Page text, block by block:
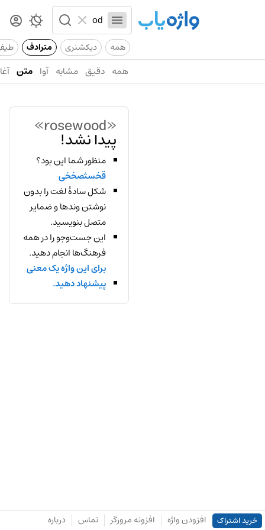
همه دیکشنری مترادف
همه دقیق مشابه آوا متن
«rosewood»
پیدا نشد!
منظور شما این بود؟
قخسثصخخی
شکل سادهٔ لغت را بدون
نوشتن وندها و ضمایر
متصل بنویسید.
این جست‌وجو را در همه
فرهنگ‌ها انجام دهید.
برای این واژه یک معنی
پیشنهاد دهید.
خرید اشتراک افزودن واژه افزونه مرورگر تماس درباره